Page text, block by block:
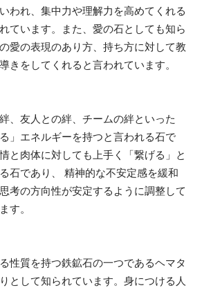
われ、集中力や理解力を高めてくれる
ています。また、愛の石としても知ら
愛の表現のあり方、持ち方に対して教
きをしてくれると言われています。
、友人との絆、チームの絆といった
」エネルギーを持つと言われる石で
と肉体に対しても上手く「繋げる」と
石であり、 精神的な不安定感を緩和
考の方向性が安定するように調整して
す。
性質を持つ鉄鉱石の一つであるヘマタ
として知られています。身につける人